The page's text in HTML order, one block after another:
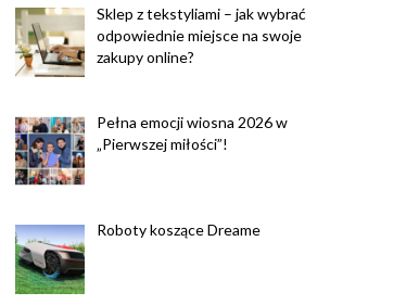
Sklep z tekstyliami – jak wybrać
odpowiednie miejsce na swoje
zakupy online?
Pełna emocji wiosna 2026 w
„Pierwszej miłości”!
Roboty koszące Dreame